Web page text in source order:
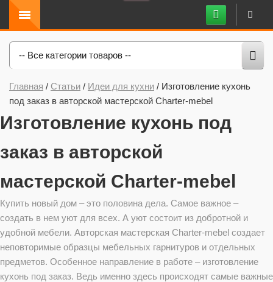
-- Все категории товаров --
Главная / Статьи / Идеи для кухни / Изготовление кухонь
под заказ в авторской мастерской Charter-mebel
Изготовление кухонь под
заказ в авторской
мастерской Charter-mebel
Купить новый дом – это половина дела. Самое важное –
создать в нем уют для всех. А уют состоит из добротной и
удобной мебели. Авторская мастерская Charter-mebel создает
неповторимые образцы мебельных гарнитуров и отдельных
предметов. Особенное направление в работе – изготовление
кухонь под заказ. Ведь именно здесь происходят самые важные